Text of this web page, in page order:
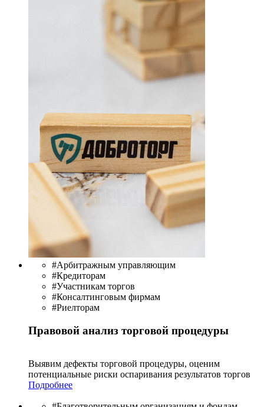
#Арбитражным управляющим
#Кредиторам
#Участникам торгов
#Консалтинговым фирмам
#Риелторам
Правовой анализ торговой процедуры
Выявим дефекты торговой процедуры, оценим
потенциальные риски оспаривания результатов торгов
Подробнее